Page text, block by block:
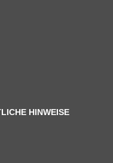
HINWEISE